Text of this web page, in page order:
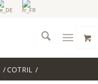
/COTRIL /